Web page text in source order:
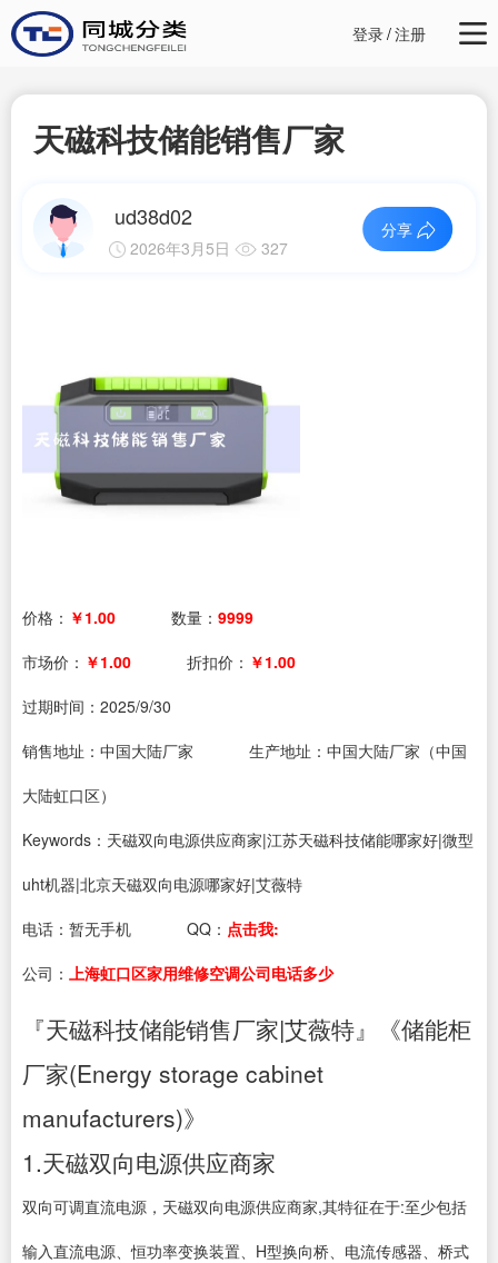
登录/注册
天磁科技储能销售厂家
ud38d02
2026年3月5日 327
分享
价格： ￥1.00 数量： 9999
市场价： ￥1.00 折扣价： ￥1.00
过期时间： 2025/9/30
销售地址：中国大陆厂家
生产地址：中国大陆厂家（中国
大陆虹口区）
Keywords：天磁双向电源供应商家|江苏天磁科技储能哪家好|微型
uht机器|北京天磁双向电源哪家好|艾薇特
电话： 暂无手机 QQ： 点击我:
公司： 上海虹口区家用维修空调公司电话多少
『天磁科技储能销售厂家|艾薇特』《储能柜
厂家(Energy storage cabinet
manufacturers)》
1.天磁双向电源供应商家
双向可调直流电源，天磁双向电源供应商家,其特征在于:至少包括
输入直流电源、恒功率变换装置、H型换向桥、电流传感器、桥式